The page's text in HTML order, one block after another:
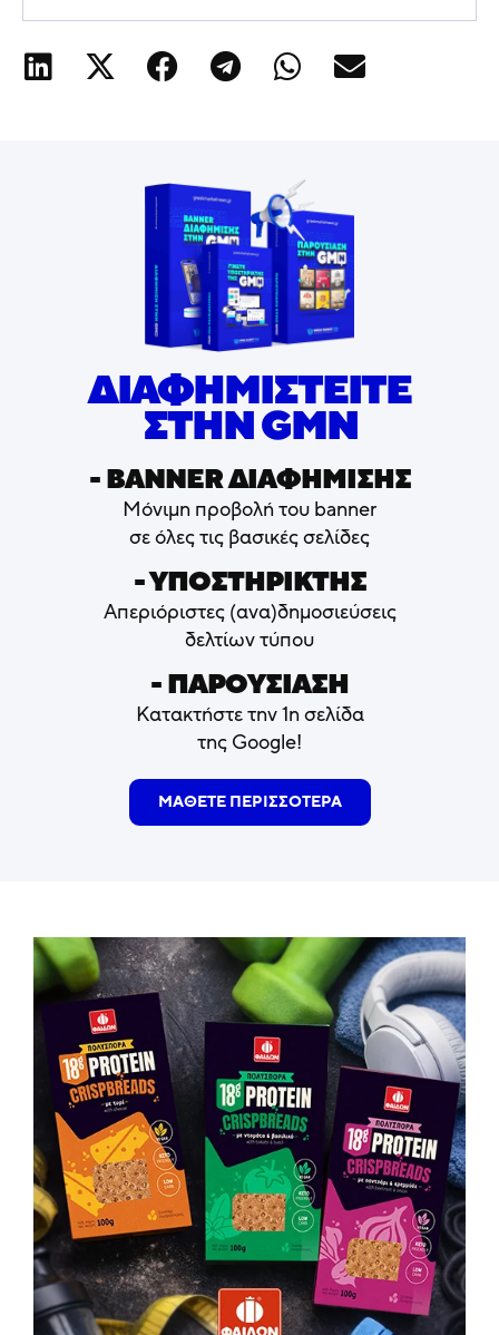
ΔΙΑΦΗΜΙΣΤΕΙΤΕ
ΣΤΗΝ GMN
- ΒΑNNER ΔΙΑΦΗΜΙΣΗΣ
Μόνιμη προβολή του banner
σε όλες τις βασικές σελίδες
- ΥΠΟΣΤΗΡΙΚΤΗΣ
Απεριόριστες (ανα)δημοσιεύσεις
δελτίων τύπου
- ΠΑΡΟΥΣΙΑΣΗ
Κατακτήστε την 1η σελίδα
της Google!
ΜΑΘΕΤΕ ΠΕΡΙΣΣΟΤΕΡΑ